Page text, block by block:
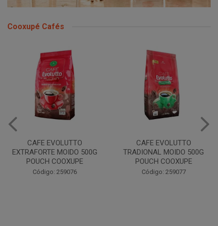
Cooxupé Cafés
CAFE EVOLUTTO
EXTRAFORTE MOIDO 500G
POUCH COOXUPE
Código: 259076
CAFE EVOLUTTO
TRADIONAL MOIDO 500G
POUCH COOXUPE
Código: 259077